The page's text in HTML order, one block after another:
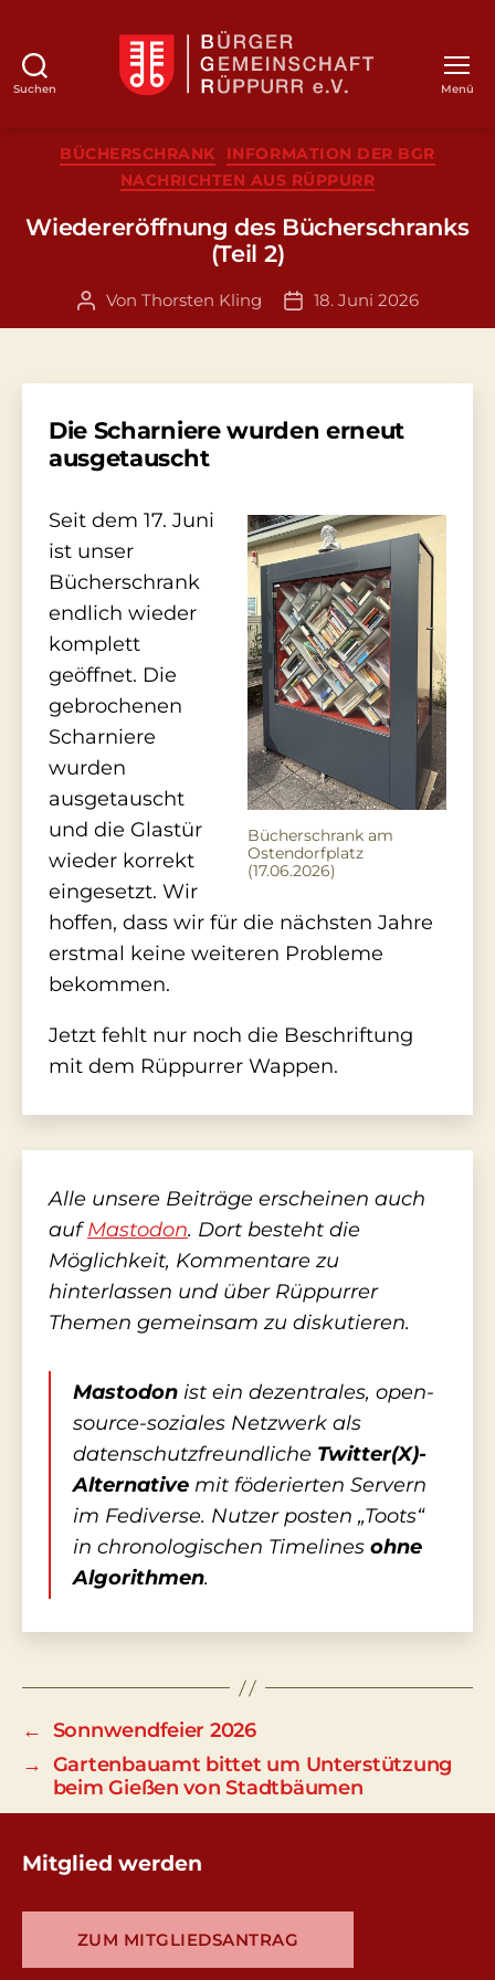
Suchen Menü
Kategorien
BÜCHERSCHRANK
INFORMATION DER BGR
NACHRICHTEN AUS RÜPPURR
Wiedereröffnung des Bücherschranks
(Teil 2)
Beitragsautor
Von Thorsten Kling Veröffentlichungsdatum
18. Juni 2026
Die Scharniere wurden erneut
ausgetauscht
Bücherschrank am
Ostendorfplatz
(17.06.2026)
Seit dem 17. Juni
ist unser
Bücherschrank
endlich wieder
komplett
geöffnet. Die
gebrochenen
Scharniere
wurden
ausgetauscht
und die Glastür
wieder korrekt
eingesetzt. Wir
hoffen, dass wir für die nächsten Jahre
erstmal keine weiteren Probleme
bekommen.
Jetzt fehlt nur noch die Beschriftung
mit dem Rüppurrer Wappen.
Alle unsere Beiträge erscheinen auch
aufMastodon. Dort besteht die
Möglichkeit, Kommentare zu
hinterlassen und über Rüppurrer
Themen gemeinsam zu diskutieren.
Mastodon ist ein dezentrales, open-
source-soziales Netzwerk als
datenschutzfreundliche Twitter(X)-
Alternative mit föderierten Servern
im Fediverse. Nutzer posten „Toots“
in chronologischen Timelines ohne
Algorithmen.
← Sonnwendfeier 2026
→ Gartenbauamt bittet um Unterstützung
beim Gießen von Stadtbäumen
Mitglied werden
ZUM MITGLIEDSANTRAG